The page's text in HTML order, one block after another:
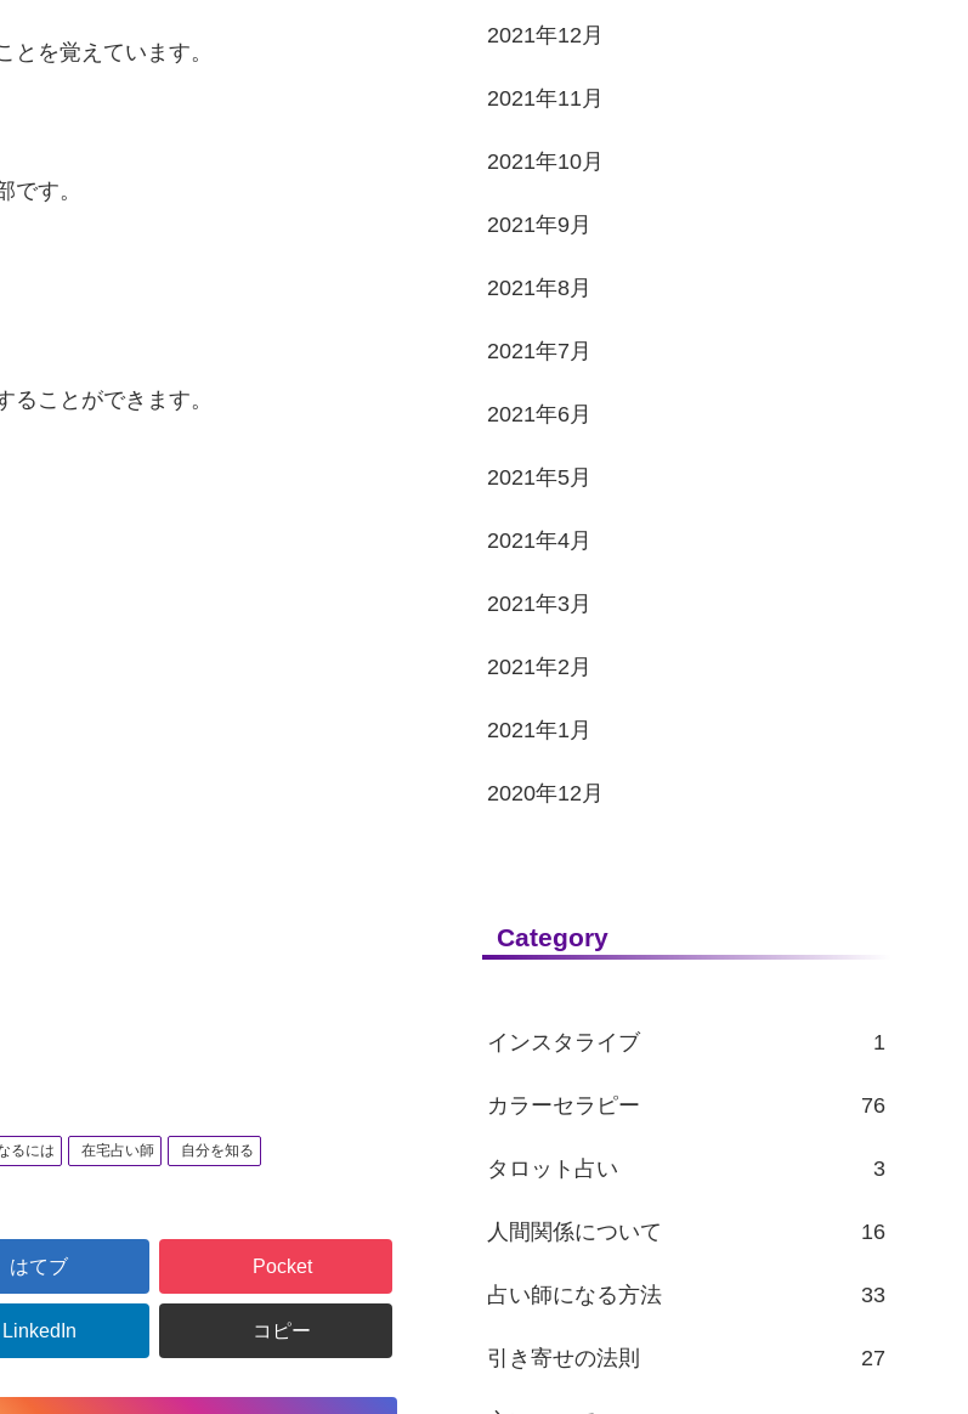
を覚えています。
す。
ことができます。
るには 在宅占い師 自分を知る
はてブ Pocket
LinkedIn コピー
2021年12月
2021年11月
2021年10月
2021年9月
2021年8月
2021年7月
2021年6月
2021年5月
2021年4月
2021年3月
2021年2月
2021年1月
2020年12月
Category
インスタライブ 1
カラーセラピー 76
タロット占い 3
人間関係について 16
占い師になる方法 33
引き寄せの法則 27